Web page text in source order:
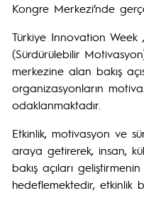
Kongre Merkezi’nde
Türkiye Innovation Week
(Sürdürülebilir
merkezine alan bakış
organizasyonların
odaklanmaktadır.
Etkinlik, motivasyon ve
araya getirerek, insan,
bakış açıları
hedeflemektedir, etkinlik